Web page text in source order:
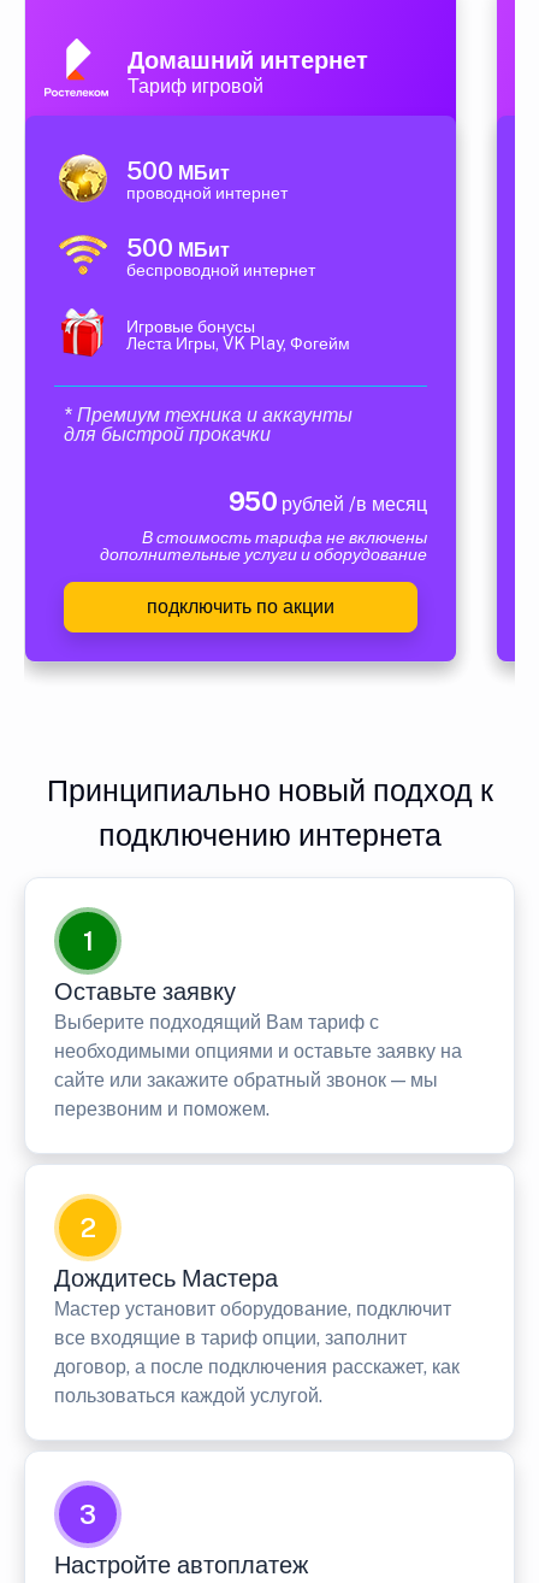
Домашний интернет
Тариф игровой
500 МБит
проводной интернет
500 МБит
беспроводной интернет
Игровые бонусы
Леста Игры, VK Play, Фогейм
* Премиум техника и аккаунты
для быстрой прокачки
950 рублей /в месяц
В стоимость тарифа не включены
дополнительные услуги и оборудование
подключить по акции
Принципиально новый подход к
подключению интернета
1
Оставьте заявку
Выберите подходящий Вам тариф с
необходимыми опциями и оставьте заявку на
сайте или закажите обратный звонок — мы
перезвоним и поможем.
2
Дождитесь Мастера
Мастер установит оборудование, подключит
все входящие в тариф опции, заполнит
договор, а после подключения расскажет, как
пользоваться каждой услугой.
3
Настройте автоплатеж